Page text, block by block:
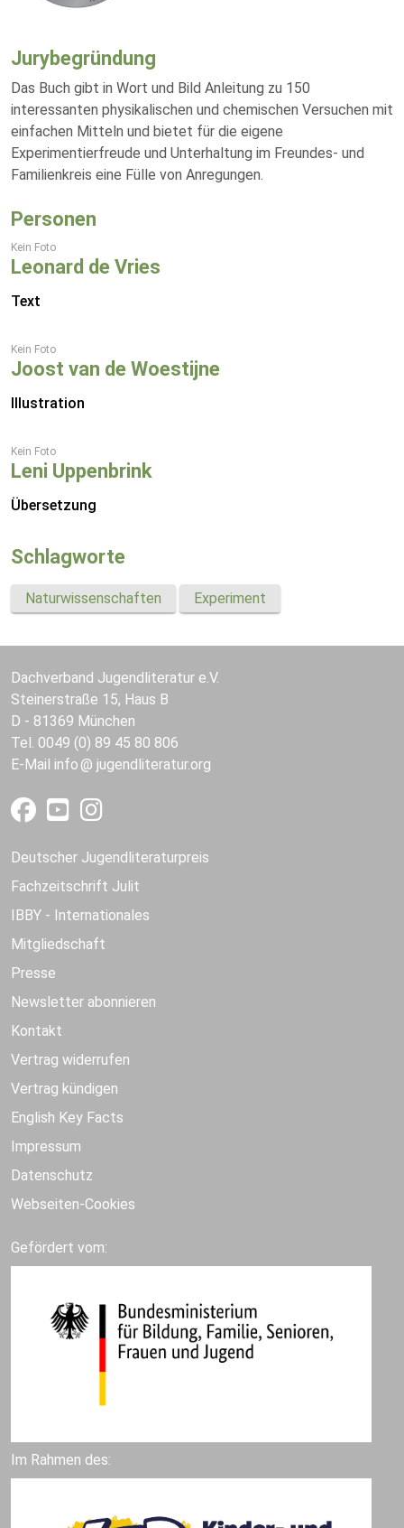
Jurybegründung
Das Buch gibt in Wort und Bild Anleitung zu 150
interessanten physikalischen und chemischen Versuchen mit
einfachen Mitteln und bietet für die eigene
Experimentierfreude und Unterhaltung im Freundes- und
Familienkreis eine Fülle von Anregungen.
Personen
Kein Foto
Leonard de Vries
Text
Kein Foto
Joost van de Woestijne
Illustration
Kein Foto
Leni Uppenbrink
Übersetzung
Schlagworte
Naturwissenschaften Experiment
Dachverband Jugendliteratur e.V.
Steinerstraße 15, Haus B
D - 81369 München
Tel. 0049 (0) 89 45 80 806
E-Mail info jugendliteratur.org
Deutscher Jugendliteraturpreis
Fachzeitschrift Julit
IBBY - Internationales
Mitgliedschaft
Presse
Newsletter abonnieren
Kontakt
Vertrag widerrufen
Vertrag kündigen
English Key Facts
Impressum
Datenschutz
Webseiten-Cookies
Gefördert vom:
Im Rahmen des: